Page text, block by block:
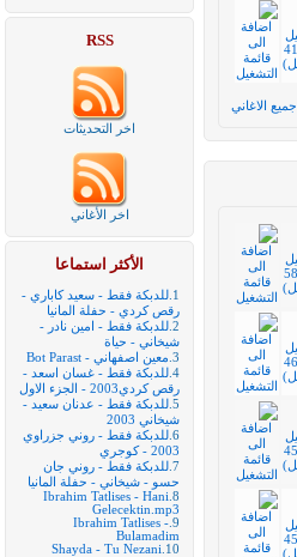
RSS
اخر التحديثات
اخر الأغاني
الأكثر استماعا
1. للدبكة فقط - سعيد كاباري -
رقص كردي - حفلة المانيا
2. للدبكة فقط - امين نادر -
شيخاني - حياة
3. معين اصفهاني - Bot Parast
4. للدبكة فقط - غسان اسعد -
رقص كردي2003 - الجزء الاول
5. للدبكة فقط - عدنان سعيد -
شيخاني 2003
6. للدبكة فقط - روني جزراوي
2003 - كوجري
7. للدبكة فقط - روني جان
حسو - شيخاني - حفلة المانيا
8.
Ibrahim Tatlises - Hani
Gelecektin.mp3
9.
Ibrahim Tatlises -
Bulamadim
10.
Shayda - Tu Nezani
جميع الاغاني